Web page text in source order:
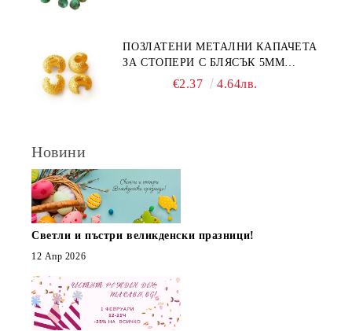
ПОЗЛАТЕНИ МЕТАЛНИ КАПАЧЕТА
ЗА СТОПЕРИ С БЛЯСЪК 5ММ
€2.37 4.64лв.
Новини
Светли и пъстри великденски празници!
12 Апр 2026